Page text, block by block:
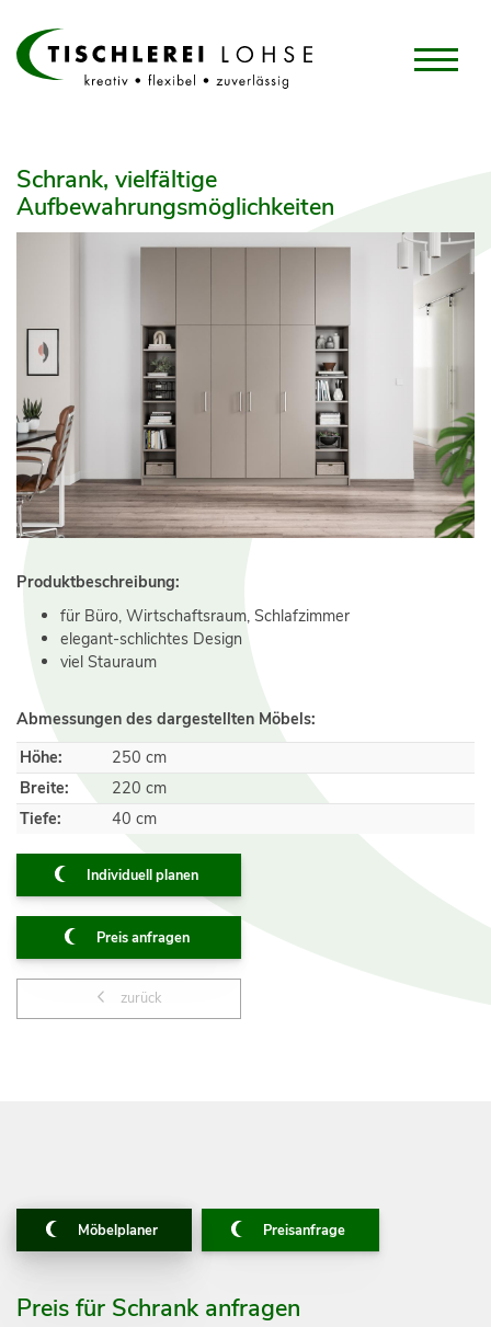
Schrank, vielfältige
Aufbewahrungsmöglichkeiten
Produktbeschreibung:
für Büro, Wirtschaftsraum, Schlafzimmer
elegant-schlichtes Design
viel Stauraum
Abmessungen des dargestellten Möbels:
Höhe:
250 cm
Breite:
220 cm
Tiefe:
40 cm
Individuell planen
Preis anfragen
zurück
Möbelplaner Preisanfrage
Preis für Schrank anfragen